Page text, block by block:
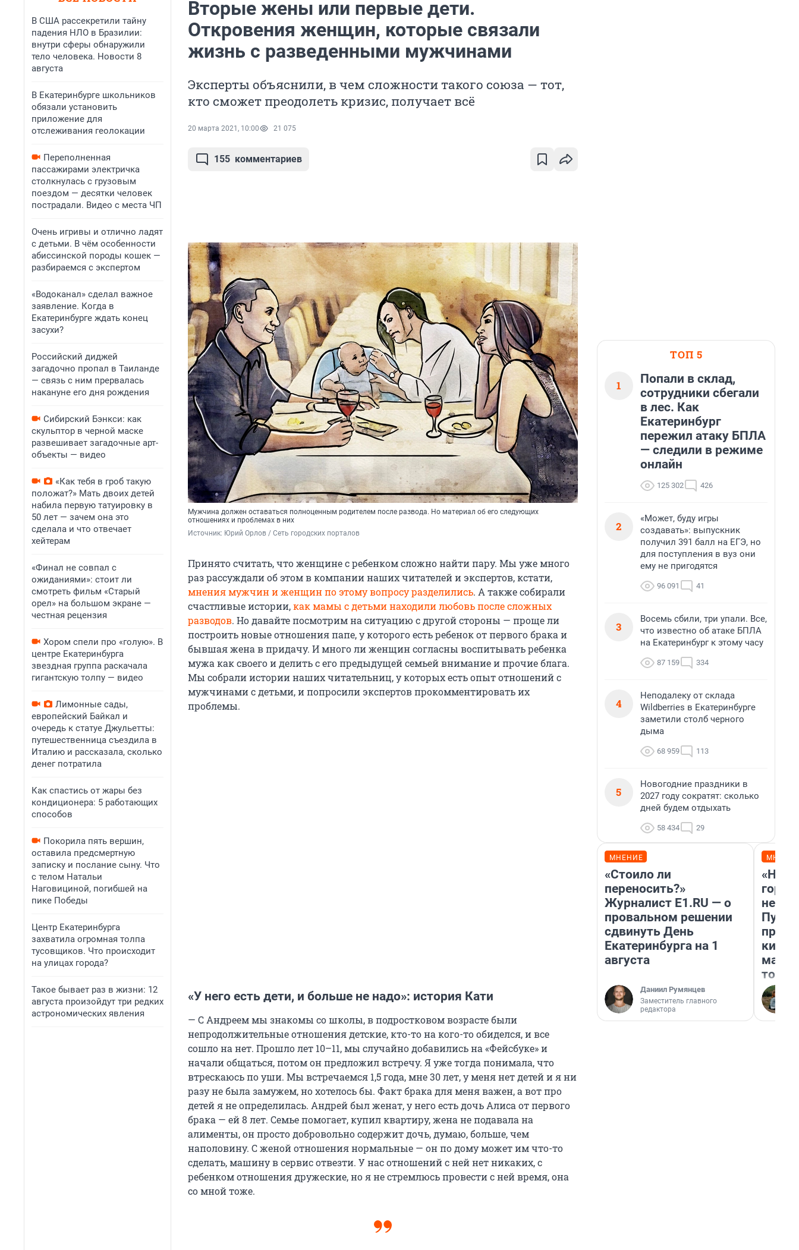
В США рассекретили тайну
падения НЛО в Бразилии:
внутри сферы обнаружили
тело человека. Новости 8
августа
В Екатеринбурге школьников
обязали установить
приложение для
отслеживания геолокации
Переполненная
пассажирами электричка
столкнулась с грузовым
поездом — десятки человек
пострадали. Видео с места ЧП
Очень игривы и отлично ладят
с детьми. В чём особенности
абиссинской породы кошек —
разбираемся с экспертом
«Водоканал» сделал важное
заявление. Когда в
Екатеринбурге ждать конец
засухи?
Российский диджей
загадочно пропал в Таиланде
— связь с ним прервалась
накануне его дня рождения
Сибирский Бэнкси: как
скульптор в черной маске
развешивает загадочные арт-
объекты — видео
«Как тебя в гроб такую
положат?» Мать двоих детей
набила первую татуировку в
50 лет — зачем она это
сделала и что отвечает
хейтерам
«Финал не совпал с
ожиданиями»: стоит ли
смотреть фильм «Старый
орел» на большом экране —
честная рецензия
Хором спели про «голую». В
центре Екатеринбурга
звездная группа раскачала
гигантскую толпу — видео
Лимонные сады,
европейский Байкал и
очередь к статуе Джульетты:
путешественница съездила в
Италию и рассказала, сколько
денег потратила
Как спастись от жары без
кондиционера: 5 работающих
способов
Покорила пять вершин,
оставила предсмертную
записку и послание сыну. Что
с телом Натальи
Наговициной, погибшей на
пике Победы
Центр Екатеринбурга
захватила огромная толпа
тусовщиков. Что происходит
на улицах города?
Такое бывает раз в жизни: 12
августа произойдут три редких
астрономических явления
Вторые жены или первые дети.
Откровения женщин, которые связали
жизнь с разведенными мужчинами
Эксперты объяснили, в чем сложности такого союза — тот,
кто сможет преодолеть кризис, получает всё
20 марта 2021, 10:00 21 075
155 комментариев
Мужчина должен оставаться полноценным родителем после развода. Но материал об его следующих
отношениях и проблемах в них
Источник: Юрий Орлов / Сеть городских порталов
Принято считать, что женщине с ребенком сложно найти пару. Мы уже много
раз рассуждали об этом в компании наших читателей и экспертов, кстати,
мнения мужчин и женщин по этому вопросу разделились. А также собирали
счастливые истории,как мамы с детьми находили любовь после сложных
разводов. Но давайте посмотрим на ситуацию с другой стороны — проще ли
построить новые отношения папе, у которого есть ребенок от первого брака и
бывшая жена в придачу. И много ли женщин согласны воспитывать ребенка
мужа как своего и делить с его предыдущей семьей внимание и прочие блага.
Мы собрали истории наших читательниц, у которых есть опыт отношений с
мужчинами с детьми, и попросили экспертов прокомментировать их
проблемы.
«У него есть дети, и больше не надо»: история Кати
— С Андреем мы знакомы со школы, в подростковом возрасте были
непродолжительные отношения детские, кто-то на кого-то обиделся, и все
сошло на нет. Прошло лет 10–11, мы случайно добавились на «Фейсбуке» и
начали общаться, потом он предложил встречу. Я уже тогда понимала, что
втрескаюсь по уши. Мы встречаемся 1,5 года, мне 30 лет, у меня нет детей и я ни
разу не была замужем, но хотелось бы. Факт брака для меня важен, а вот про
детей я не определилась. Андрей был женат, у него есть дочь Алиса от первого
брака — ей 8 лет. Семье помогает, купил квартиру, жена не подавала на
алименты, он просто добровольно содержит дочь, думаю, больше, чем
наполовину. С женой отношения нормальные — он по дому может им что-то
сделать, машину в сервис отвезти. У нас отношений с ней нет никаких, с
ребенком отношения дружеские, но я не стремлюсь провести с ней время, она
со мной тоже.
ТОП 5
1
Попали в склад,
сотрудники сбегали
в лес. Как
Екатеринбург
пережил атаку БПЛА
— следили в режиме
онлайн
125 302 426
2
«Может, буду игры
создавать»: выпускник
получил 391 балл на ЕГЭ, но
для поступления в вуз они
ему не пригодятся
96 091 41
3
Восемь сбили, три упали. Все,
что известно об атаке БПЛА
на Екатеринбург к этому часу
87 159 334
4
Неподалеку от склада
Wildberries в Екатеринбурге
заметили столб черного
дыма
68 959 113
5
Новогодние праздники в
2027 году сократят: сколько
дней будем отдыхать
58 434 29
МНЕНИЕ
«Стоило ли
переносить?»
Журналист E1.RU — о
провальном решении
сдвинуть День
Екатеринбурга на 1
августа
Даниил Румянцев
Заместитель главного
редактора
«Нет
того